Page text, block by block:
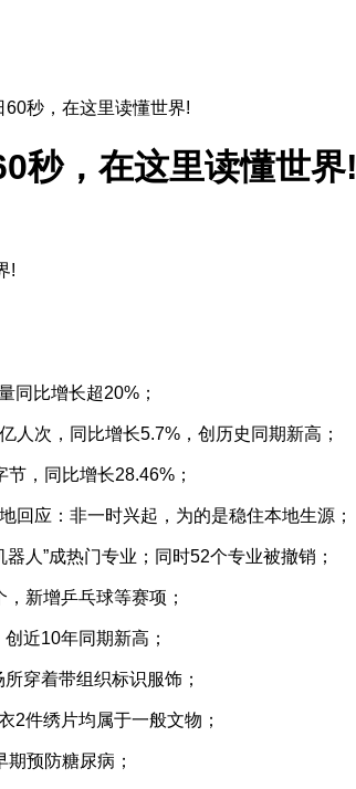
秒，在这里读懂世界!
秒，在这里读懂世界!
同比增长超20%；
人次，同比增长5.7%，创历史同期新高；
，同比增长28.46%；
回应：非一时兴起，为的是稳住本地生源；
人”成热门专业；同时52个专业被撤销；
新增乒乓球等赛项；
近10年同期新高；
穿着带组织标识服饰；
2件绣片均属于一般文物；
预防糖尿病；